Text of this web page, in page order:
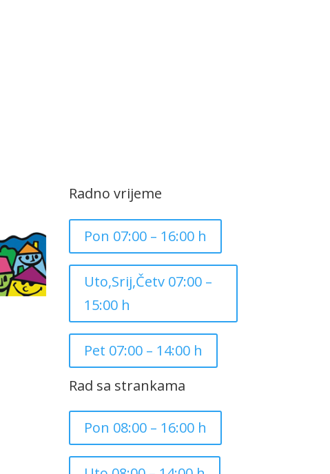
Radno vrijeme
Pon 07:00 – 16:00 h
Uto,Srij,Četv 07:00 –
15:00 h
Pet 07:00 – 14:00 h
Rad sa strankama
Pon 08:00 – 16:00 h